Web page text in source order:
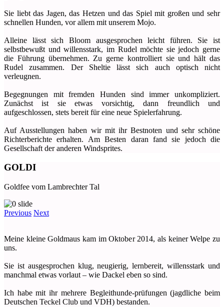
Sie liebt das Jagen, das Hetzen und das Spiel mit großen und sehr
schnellen Hunden, vor allem mit unserem Mojo.
Alleine lässt sich Bloom ausgesprochen leicht führen. Sie ist
selbstbewußt und willensstark, im Rudel möchte sie jedoch gerne
die Führung übernehmen. Zu gerne kontrolliert sie und hält das
Rudel zusammen. Der Sheltie lässt sich auch optisch nicht
verleugnen.
Begegnungen mit fremden Hunden sind immer unkompliziert.
Zunächst ist sie etwas vorsichtig, dann freundlich und
aufgeschlossen, stets bereit für eine neue Spielerfahrung.
Auf Ausstellungen haben wir mit ihr Bestnoten und sehr schöne
Richterberichte erhalten. Am Besten daran fand sie jedoch die
Gesellschaft der anderen Windsprites.
GOLDI
Goldfee vom Lambrechter Tal
Previous Next
Meine kleine Goldmaus kam im Oktober 2014, als keiner Welpe zu
uns.
Sie ist ausgesprochen klug, neugierig, lernbereit, willensstark und
manchmal etwas vorlaut – wie Dackel eben so sind.
Ich habe mit ihr mehrere Begleithunde-prüfungen (jagdliche beim
Deutschen Teckel Club und VDH) bestanden.